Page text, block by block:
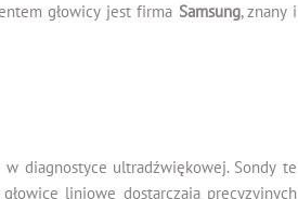
głowicy jest firma Samsung, znany i
diagnostyce ultradźwiękowej. Sondy te
liniowe dostarczają precyzyjnych